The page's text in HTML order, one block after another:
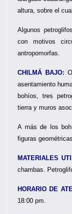
altura, sobre el
Algunos
con motivos
antropomorfas.
CHILMÁ BAJO:
asentamiento
bohíos, tres
tierra y muros
A más de los
figuras
MATERIALES
chambas.
HORARIO DE
18:00 pm.